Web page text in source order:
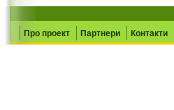
Про проект Партнери Контакти